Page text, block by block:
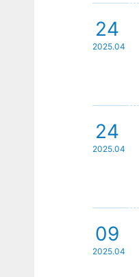
24
2025.04
24
2025.04
09
2025.04